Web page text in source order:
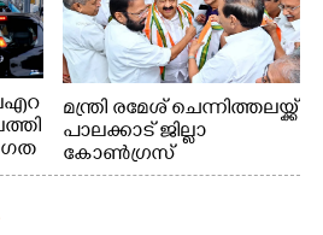
എറ
മന്ത്രി രമേശ് ചെന്നിത്തലയ്ക്ക്
പാലക്കാട് ജില്ലാ
കോൺഗ്രസ്